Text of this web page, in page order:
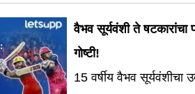
वैभव सूर्यवंशी ते षटकारांचा पाऊस : आयपीएल 2026 मधील
गोष्टी!
15 वर्षीय वैभव सूर्यवंशीचा